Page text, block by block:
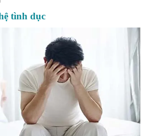
tình dục